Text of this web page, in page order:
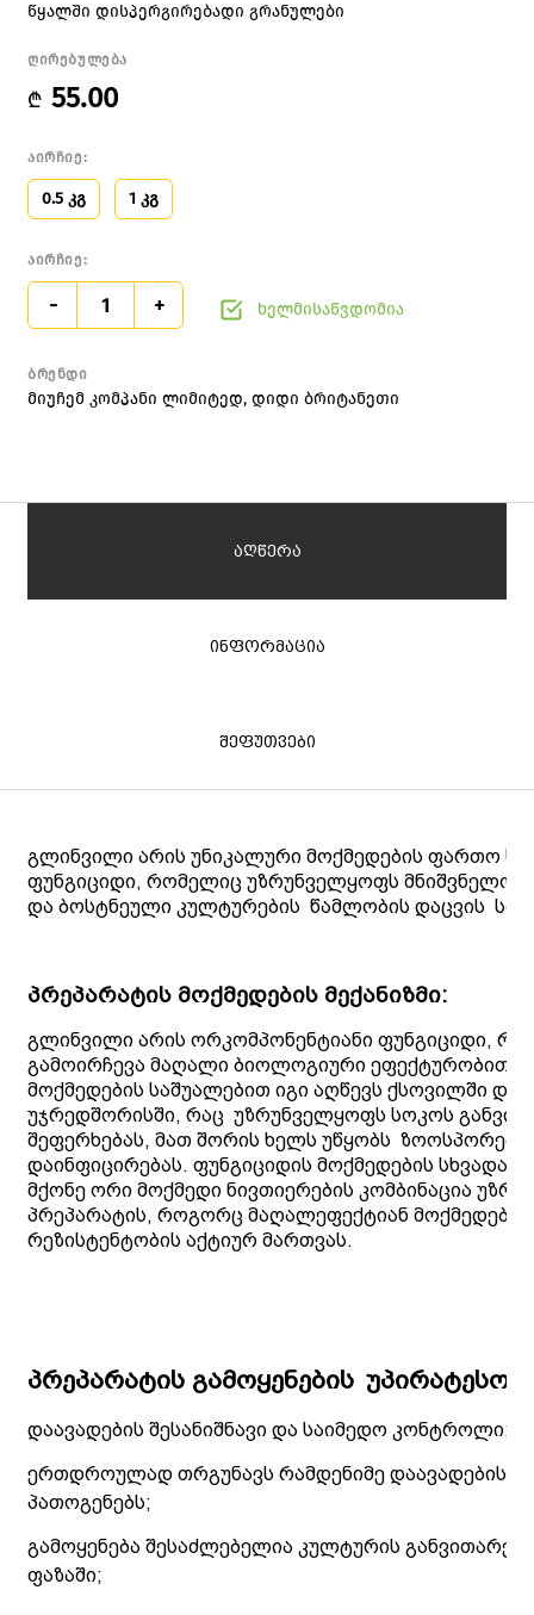
წყალში დისპერგირებადი გრანულები
ღირებულება
₾ 55.00
აირჩიე:
0.5 კგ 1 კგ
აირჩიე:
- + ხელმისაწვდომია
ბრენდი
მიუჩემ კომპანი ლიმიტედ, დიდი ბრიტანეთი
აღწერა
ინფორმაცია
შეფუთვები
გლინვილი არის უნიკალური მოქმედების ფართო
ფუნგიციდი, რომელიც უზრუნველყოფს
და ბოსტნეული კულტურების წამლობის დაცვის
პრეპარატის მოქმედების მექანიზმი:
გლინვილი არის ორკომპონენტიანი ფუნგიციდი,
გამოირჩევა მაღალი ბიოლოგიური ეფექტურობით,
მოქმედების საშუალებით იგი აღწევს ქსოვილში და
უჯრედშორისში, რაც უზრუნველყოფს სოკოს
შეფერხებას, მათ შორის ხელს უწყობს
დაინფიცირებას. ფუნგიციდის მოქმედების
მქონე ორი მოქმედი ნივთიერების კომბინაცია
პრეპარატის, როგორც მაღალეფექტიან
რეზისტენტობის აქტიურ მართვას.
პრეპარატის გამოყენების
დაავადების შესანიშნავი და საიმედო კონტროლი;
ერთდროულად თრგუნავს რამდენიმე დაავადების
პათოგენებს;
გამოყენება შესაძლებელია კულტურის
ფაზაში;